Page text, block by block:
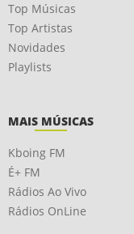
Top Músicas
Top Artistas
Novidades
Playlists
MAIS MÚSICAS
Kboing FM
É+ FM
Rádios Ao Vivo
Rádios OnLine